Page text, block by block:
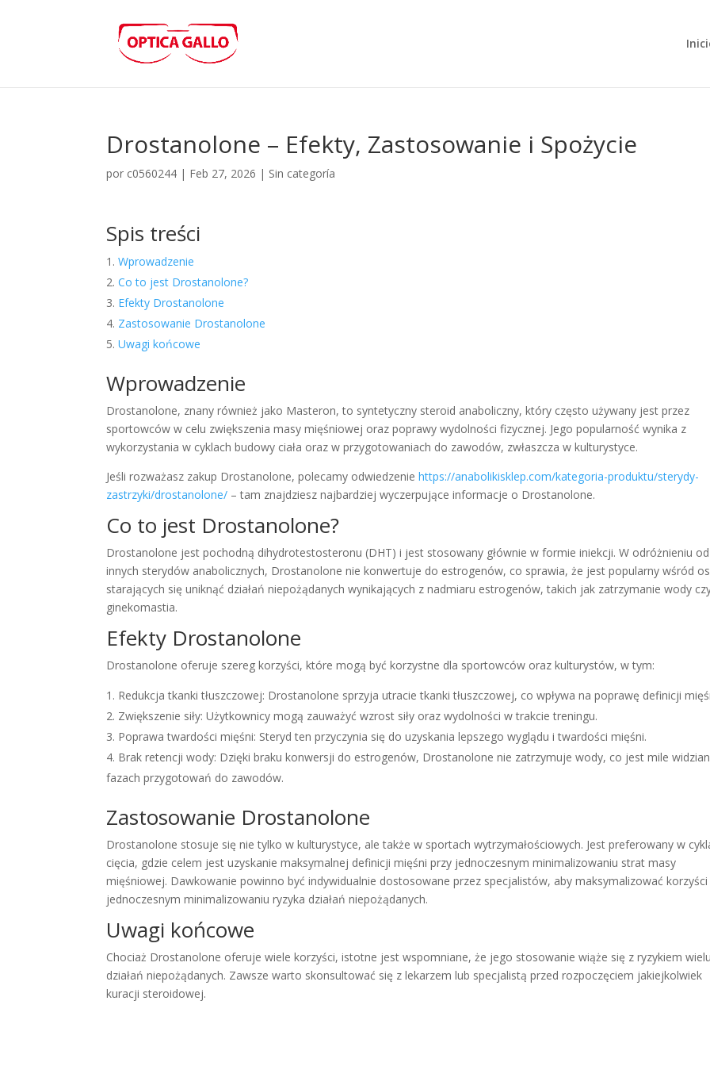
Drostanolone – Efekty, Zastosowanie i Spożycie
por c0560244 | Feb 27, 2026 | Sin categoría
Spis treści
Wprowadzenie
Co to jest Drostanolone?
Efekty Drostanolone
Zastosowanie Drostanolone
Uwagi końcowe
Wprowadzenie
Drostanolone, znany również jako Masteron, to syntetyczny steroid anaboliczny, który często używany jest przez
sportowców w celu zwiększenia masy mięśniowej oraz poprawy wydolności fizycznej. Jego popularność wynika z
wykorzystania w cyklach budowy ciała oraz w przygotowaniach do zawodów, zwłaszcza w kulturystyce.
Jeśli rozważasz zakup Drostanolone, polecamy odwiedzeniehttps://anabolikisklep.com/kategoria-produktu/sterydy-
zastrzyki/drostanolone/ – tam znajdziesz najbardziej wyczerpujące informacje o Drostanolone.
Co to jest Drostanolone?
Drostanolone jest pochodną dihydrotestosteronu (DHT) i jest stosowany głównie w formie iniekcji. W odróżnieniu od
innych sterydów anabolicznych, Drostanolone nie konwertuje do estrogenów, co sprawia, że jest popularny wśród
starających się uniknąć działań niepożądanych wynikających z nadmiaru estrogenów, takich jak zatrzymanie wody
ginekomastia.
Efekty Drostanolone
Drostanolone oferuje szereg korzyści, które mogą być korzystne dla sportowców oraz kulturystów, w tym:
Redukcja tkanki tłuszczowej: Drostanolone sprzyja utracie tkanki tłuszczowej, co wpływa na poprawę definicji
Zwiększenie siły: Użytkownicy mogą zauważyć wzrost siły oraz wydolności w trakcie treningu.
Poprawa twardości mięśni: Steryd ten przyczynia się do uzyskania lepszego wyglądu i twardości mięśni.
Brak retencji wody: Dzięki braku konwersji do estrogenów, Drostanolone nie zatrzymuje wody, co jest mile
fazach przygotowań do zawodów.
Zastosowanie Drostanolone
Drostanolone stosuje się nie tylko w kulturystyce, ale także w sportach wytrzymałościowych. Jest preferowany w
cięcia, gdzie celem jest uzyskanie maksymalnej definicji mięśni przy jednoczesnym minimalizowaniu strat masy
mięśniowej. Dawkowanie powinno być indywidualnie dostosowane przez specjalistów, aby maksymalizować korzyści
jednoczesnym minimalizowaniu ryzyka działań niepożądanych.
Uwagi końcowe
Chociaż Drostanolone oferuje wiele korzyści, istotne jest wspomniane, że jego stosowanie wiąże się z ryzykiem wielu
działań niepożądanych. Zawsze warto skonsultować się z lekarzem lub specjalistą przed rozpoczęciem jakiejkolwiek
kuracji steroidowej.